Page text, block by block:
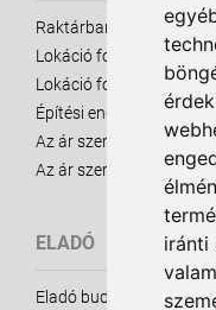
iránti
Raktárbank ismertető
Lokáció fontossága -
Lokáció fontossága -
Építési engedély
Az ár szerepe - Eladó
Az ár szerepe - Kiadó
ELADÓ
Eladó budapesti